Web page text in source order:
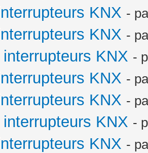
KNX -
KNX -
KNX -
KNX -
KNX -
KNX -
KNX -